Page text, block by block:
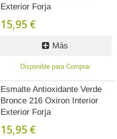
Exterior Forja
15,95 €
Más
Disponible para Comprar
Esmalte Antioxidante Verde
Bronce 216 Oxiron Interior
Exterior Forja
15,95 €